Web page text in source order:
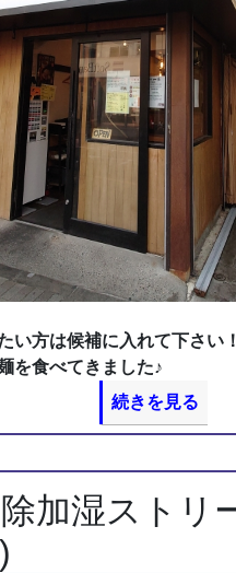
い方は候補に入れて下さい
を食べてきました♪
続きを見る
加湿ストリ